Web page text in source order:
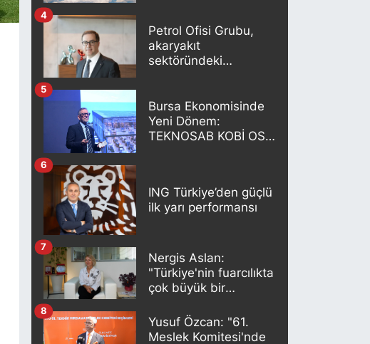
Petrol Ofisi Grubu,
akaryakıt
sektöründeki
4
Bursa Ekonomisinde
Yeni Dönem:
TEKNOSAB KOBİ OSB
5
ING Türkiye’den güçlü
ilk yarı performansı
6
Nergis Aslan:
"Türkiye'nin fuarcılıkta
çok büyük bir
7
Yusuf Özcan: "61.
Meslek Komitesi'nde
8